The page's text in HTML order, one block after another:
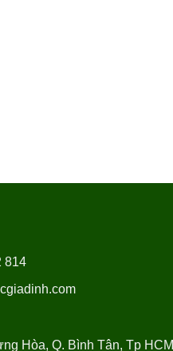
814
Hòa, Q. Bình Tân, Tp HCM